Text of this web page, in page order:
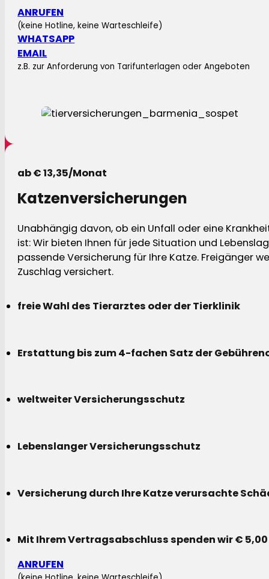
ANRUFEN
(keine Hotline, keine Warteschleife)
WHATSAPP
EMAIL
z.B. zur Anforderung von Tarifunterlagen oder Angeboten
ab € 13,35/Monat
Katzenversicherungen
Unabhängig davon, ob ein Unfall oder eine
ist: Wir bieten Ihnen für jede Situation und
passende Versicherung für Ihre Katze. Freigänger
Zuschlag versichert.
freie Wahl des Tierarztes oder der Tierklinik
Erstattung bis zum 4-fachen Satz der
weltweiter Versicherungsschutz
Lebenslanger Versicherungsschutz
Versicherung durch Ihre Katze verursachte
Mit Ihrem Vertragsabschluss spenden wir €
ANRUFEN